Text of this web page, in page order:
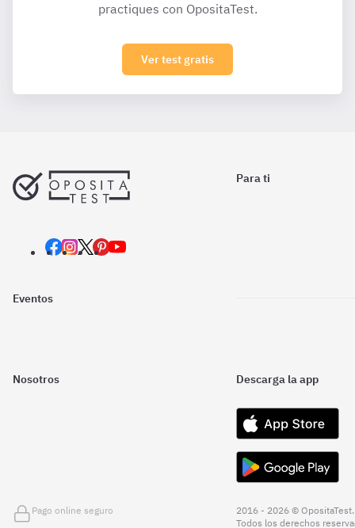
practiques con OpositaTest.
Ver test gratis
Para ti
Eventos
Nosotros Descarga la app
Pago online seguro
2016 - 2026 © OpositaTest.
Todos los derechos